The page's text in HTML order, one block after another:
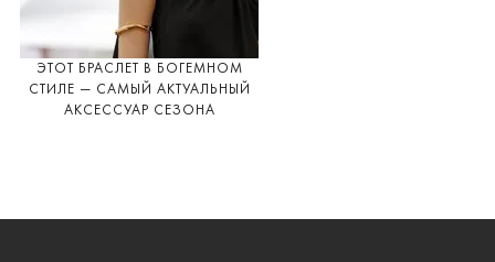
ЭТОТ БРАСЛЕТ В БОГЕМНОМ
СТИЛЕ — САМЫЙ АКТУАЛЬНЫЙ
АКСЕССУАР СЕЗОНА